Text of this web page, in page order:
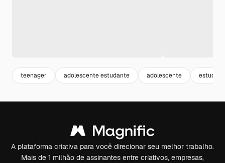
teenager adolescente estudante adolescente
A plataforma criativa para você direcionar seu melhor trabalho.
Mais de 1 milhão de assinantes entre criativos, empresas,